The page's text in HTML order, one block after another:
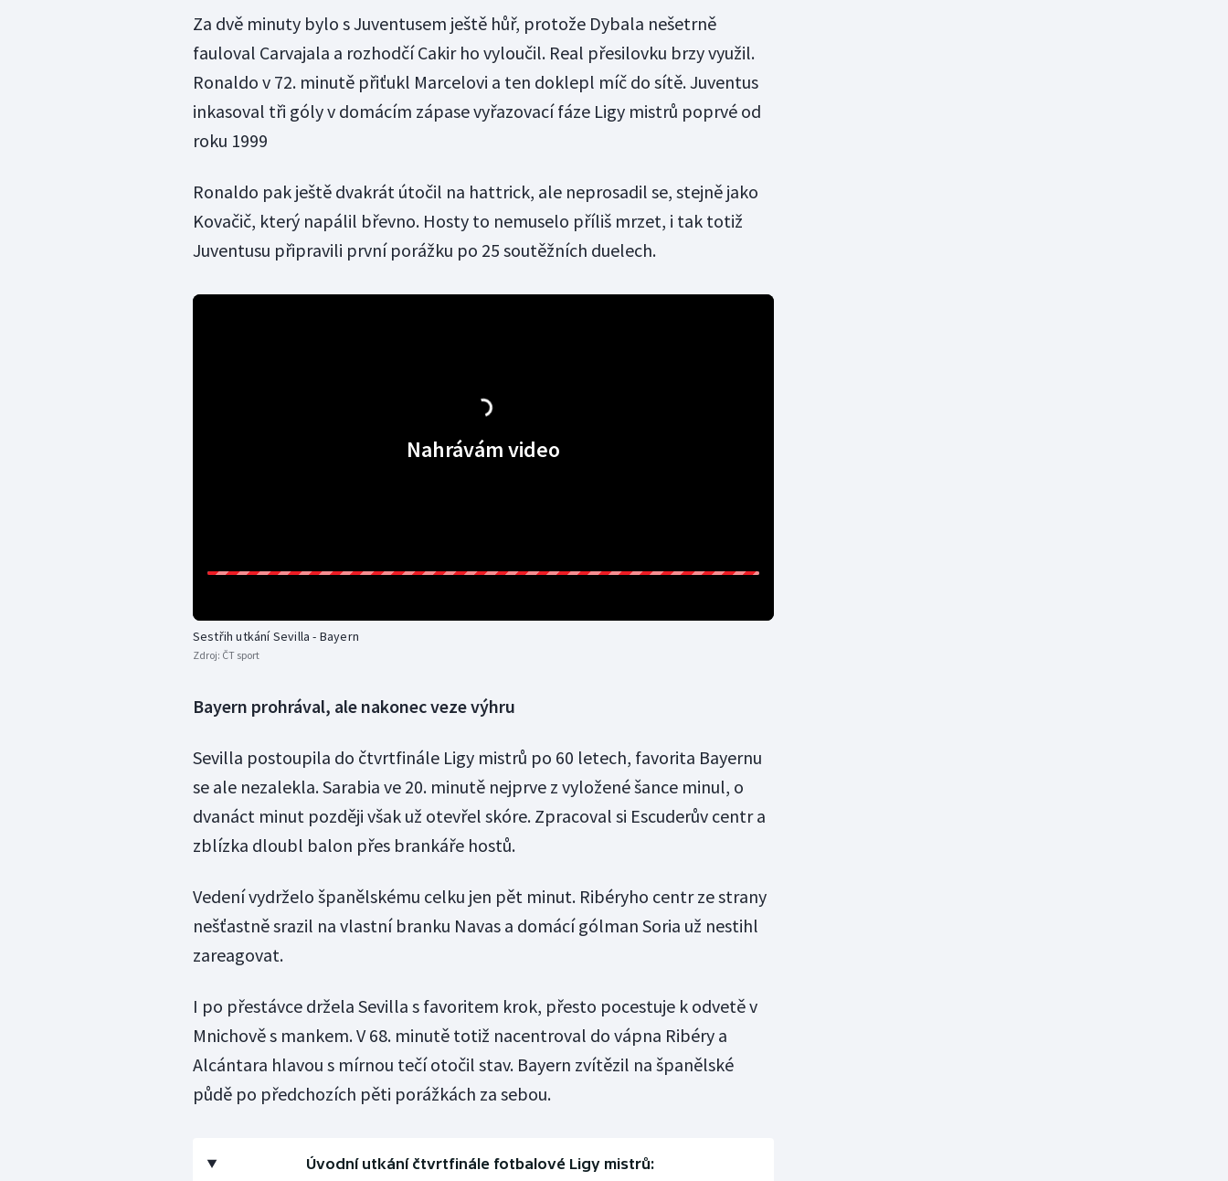
Za dvě minuty bylo s Juventusem ještě hůř, protože Dybala nešetrně
fauloval Carvajala a rozhodčí Cakir ho vyloučil. Real přesilovku brzy využil.
Ronaldo v 72. minutě přiťukl Marcelovi a ten doklepl míč do sítě. Juventus
inkasoval tři góly v domácím zápase vyřazovací fáze Ligy mistrů poprvé od
roku 1999
Ronaldo pak ještě dvakrát útočil na hattrick, ale neprosadil se, stejně jako
Kovačič, který napálil břevno. Hosty to nemuselo příliš mrzet, i tak totiž
Juventusu připravili první porážku po 25 soutěžních duelech.
Nahrávám video
Sestřih utkání Sevilla - Bayern
Zdroj: ČT sport
Bayern prohrával, ale nakonec veze výhru
Sevilla postoupila do čtvrtfinále Ligy mistrů po 60 letech, favorita Bayernu
se ale nezalekla. Sarabia ve 20. minutě nejprve z vyložené šance minul, o
dvanáct minut později však už otevřel skóre. Zpracoval si Escuderův centr a
zblízka dloubl balon přes brankáře hostů.
Vedení vydrželo španělskému celku jen pět minut. Ribéryho centr ze strany
nešťastně srazil na vlastní branku Navas a domácí gólman Soria už nestihl
zareagovat.
I po přestávce držela Sevilla s favoritem krok, přesto pocestuje k odvetě v
Mnichově s mankem. V 68. minutě totiž nacentroval do vápna Ribéry a
Alcántara hlavou s mírnou tečí otočil stav. Bayern zvítězil na španělské
půdě po předchozích pěti porážkách za sebou.
Úvodní utkání čtvrtfinále fotbalové Ligy mistrů: